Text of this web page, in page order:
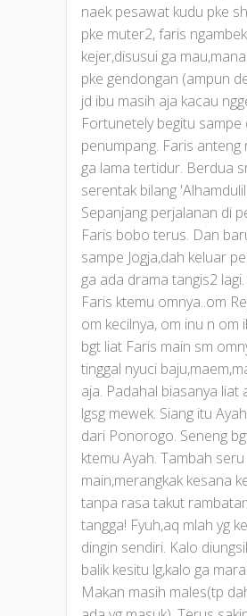
naek pesawat kudu pke
pke muter2, faris
kejer,disusui ga
pke gendongan (ampun
jd ibu masih aja kacau
Fortunetely begitu sampe
penumpang. Faris anteng
ga lama tertidur. Berdua
serentak bilang
Sepanjang perjalanan di
Faris bobo terus. Dan
sampe Jogja,dah keluar
ga ada drama tangis2
Faris ktemu omnya..om
om kecilnya, om inu n om
bgt liat Faris main sm
tinggal nyuci
aja. Padahal biasanya liat
lgsg mewek. Siang itu
dari Ponorogo. Seneng
ktemu Ayah. Tambah
main,merangkak kesana
tanpa rasa takut
tangga! Fyuh,aq mlah yg
dingin sendiri. Kalo
balik kesitu lg,kalo ga
Makan masih males(tp